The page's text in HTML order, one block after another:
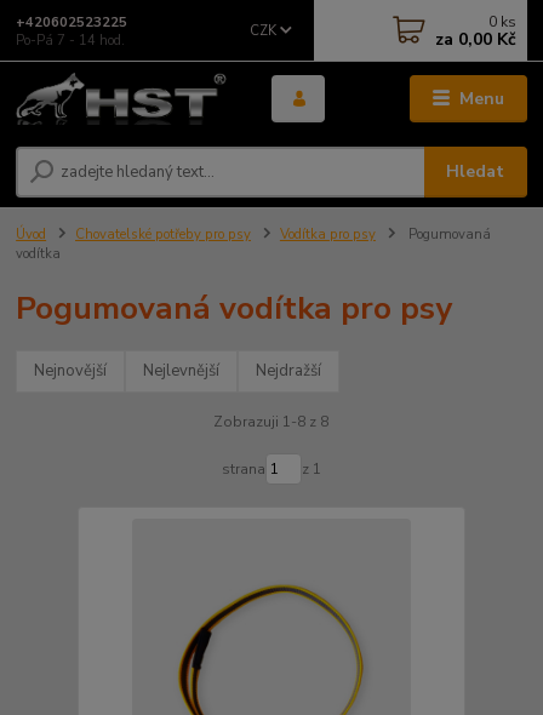
Menu
CZK
Hledat
+420602523225
Po-Pá 7 - 14 hod.
0 ks
za 0,00 Kč
Úvod Chovatelské potřeby pro psy Vodítka pro psy
Pogumovaná
vodítka
Pogumovaná vodítka pro psy
Nejnovější Nejlevnější Nejdražší
Zobrazuji 1-8 z 8
strana z 1